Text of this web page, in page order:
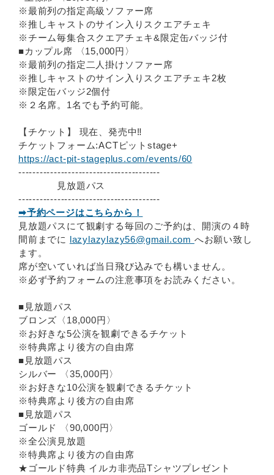
※最前列の指定高級ソファー席
※推しキャストのサイン入りスクエアチェキ
※チーム毎集合スクエアチェキ&限定缶バッジ付
■カップル席 〈15,000円〉
※最前列の指定二人掛けソファー席
※推しキャストのサイン入りスクエアチェキ2枚
※限定缶バッジ2個付
※２名席。1名でも予約可能。
【チケット】 現在、発売中‼
チケットフォーム:ACTピットstage+
https://act-pit-stageplus.com/events/60
----------------------------------------
見放題パス
----------------------------------------
➡予約ページはこちらから！
見放題パスにて観劇する毎回のご予約は、開演の４時
間前までに lazylazylazy56@gmail.com へお願い致し
ます。
席が空いていれば当日飛び込みでも構いません。
※必ず予約フォームの注意事項をお読みください。
■見放題パス
ブロンズ〈18,000円〉
※お好きな5公演を観劇できるチケット
※特典席より後方の自由席
■見放題パス
シルバー 〈35,000円〉
※お好きな10公演を観劇できるチケット
※特典席より後方の自由席
■見放題パス
ゴールド 〈90,000円〉
※全公演見放題
※特典席より後方の自由席
★ゴールド特典 イルカ非売品Tシャツプレゼント